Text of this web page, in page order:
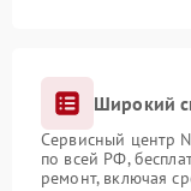
Широкий
Сервисный центр
по всей РФ,
ремонт, включая